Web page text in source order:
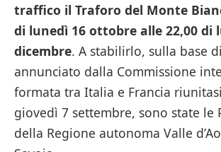
traffico il Traforo del Monte
di lunedì 16 ottobre alle 22,00 di
dicembre. A stabilirlo, sulla base
annunciato dalla Commissione
formata tra Italia e Francia
giovedì 7 settembre, sono state le
della Regione autonoma Valle